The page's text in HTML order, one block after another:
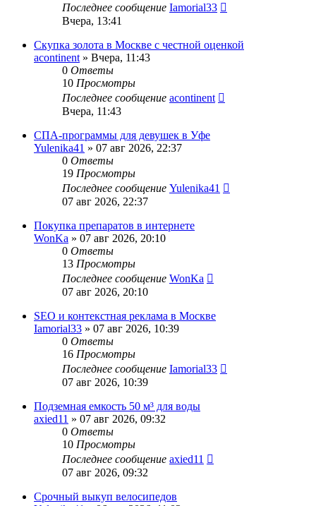
Последнее сообщение Iamorial33
Вчера, 13:41
Скупка золота в Москве с честной оценкой
acontinent » Вчера, 11:43
0 Ответы
10 Просмотры
Последнее сообщение acontinent
Вчера, 11:43
СПА-программы для девушек в Уфе
Yulenika41 » 07 авг 2026, 22:37
0 Ответы
19 Просмотры
Последнее сообщение Yulenika41
07 авг 2026, 22:37
Покупка препаратов в интернете
WonKa » 07 авг 2026, 20:10
0 Ответы
13 Просмотры
Последнее сообщение WonKa
07 авг 2026, 20:10
SEO и контекстная реклама в Москве
Iamorial33 » 07 авг 2026, 10:39
0 Ответы
16 Просмотры
Последнее сообщение Iamorial33
07 авг 2026, 10:39
Подземная емкость 50 м³ для воды
axied11 » 07 авг 2026, 09:32
0 Ответы
10 Просмотры
Последнее сообщение axied11
07 авг 2026, 09:32
Срочный выкуп велосипедов